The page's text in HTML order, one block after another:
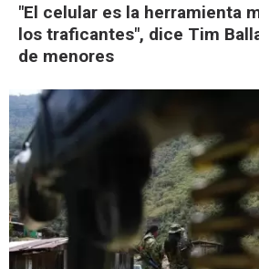
"El celular es la herramienta
los traficantes", dice Tim
de menores